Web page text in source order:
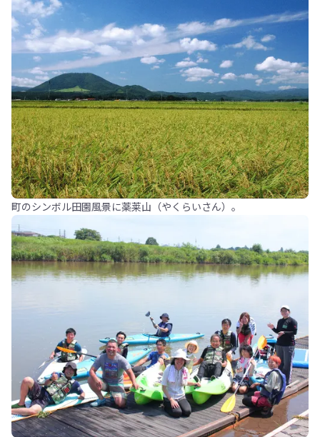
町のシンボル田園風景に薬莱山（やくらいさん）。